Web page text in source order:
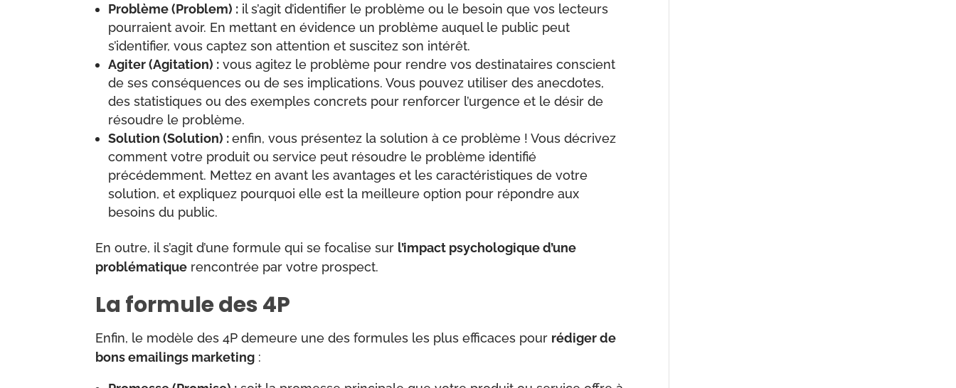
Problème (Problem) : il s’agit d’identifier le problème ou le besoin que vos lecteurs
pourraient avoir. En mettant en évidence un problème auquel le public peut
s’identifier, vous captez son attention et suscitez son intérêt.
Agiter (Agitation) : vous agitez le problème pour rendre vos destinataires conscient
de ses conséquences ou de ses implications. Vous pouvez utiliser des anecdotes,
des statistiques ou des exemples concrets pour renforcer l’urgence et le désir de
résoudre le problème.
Solution (Solution) :enfin, vous présentez la solution à ce problème ! Vous décrivez
comment votre produit ou service peut résoudre le problème identifié
précédemment. Mettez en avant les avantages et les caractéristiques de votre
solution, et expliquez pourquoi elle est la meilleure option pour répondre aux
besoins du public.
En outre, il s’agit d’une formule qui se focalise sur l’impact psychologique d’une
problématique rencontrée par votre prospect.
La formule des 4P
Enfin, le modèle des 4P demeure une des formules les plus efficaces pour rédiger de
bons emailings marketing :